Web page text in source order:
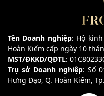
Tên Doanh nghiệp: Hộ
Hoàn Kiếm cấp ngày 10
MST/ĐKKD/QĐTL:
Trụ sở Doanh nghiệp: Số
Hưng Đạo, Q. Hoàn Kiếm,